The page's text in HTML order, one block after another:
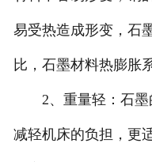
易受热造成形变，石
比，石墨材料热膨胀
2、重量轻：石墨
减轻机床的负担，更